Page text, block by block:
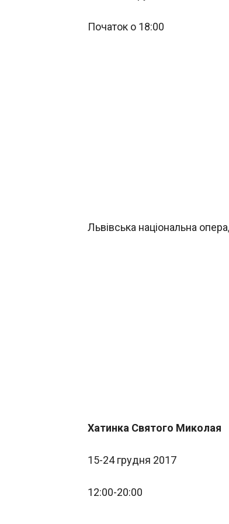
Початок о 18:00
Львівська національна
Хатинка Святого Миколая
15-24 грудня 2017
12:00-20:00